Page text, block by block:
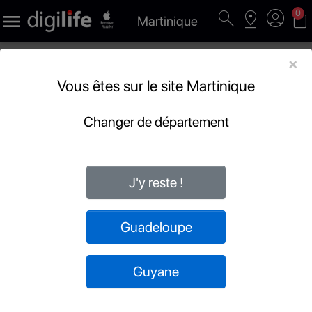
 Martinique search pin_drop account_circle shopping_bag
0
Filtrer
×
Vous êtes sur le site Martinique
Changer de département
J'y reste !
Guadeloupe
Guyane